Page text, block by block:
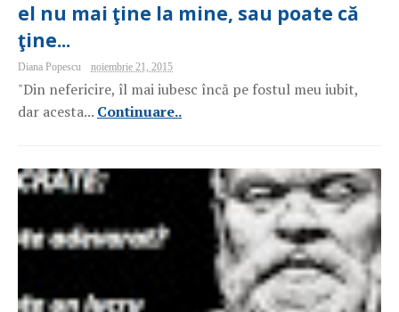
el nu mai ţine la mine, sau poate că
ţine...
Diana Popescu noiembrie 21, 2015
"Din nefericire, îl mai iubesc încă pe fostul meu iubit,
dar acesta... Continuare..